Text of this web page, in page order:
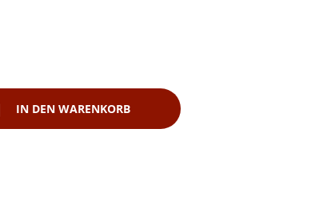
IN DEN WARENKORB